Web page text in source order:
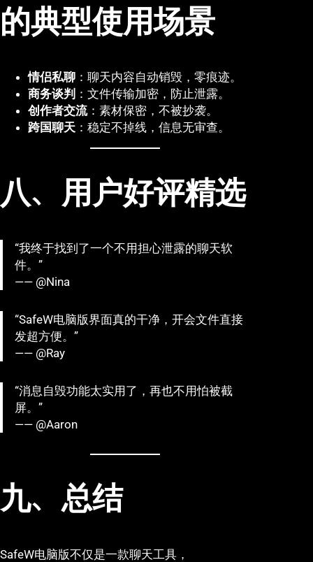
的典型使用场景
情侣私聊 ：聊天内容自动销毁，零痕迹。
商务谈判 ：文件传输加密，防止泄露。
创作者交流：素材保密，不被抄袭。
跨国聊天 ：稳定不掉线，信息无审查。
八、用户好评精选
“我终于找到了一个不用担心泄露的聊天软
件。”
—— @Nina
“SafeW电脑版界面真的干净，开会文件直接
发超方便。”
—— @Ray
“消息自毁功能太实用了，再也不用怕被截
屏。”
—— @Aaron
九、总结
SafeW电脑版不仅是一款聊天工具，